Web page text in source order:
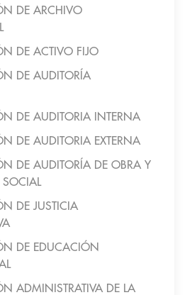
DE ARCHIVO
DE ACTIVO FIJO
DE AUDITORÍA
DE AUDITORIA INTERNA
DE AUDITORIA EXTERNA
DE AUDITORÍA DE OBRA Y
DE JUSTICIA
DE EDUCACIÓN
ADMINISTRATIVA DE LA